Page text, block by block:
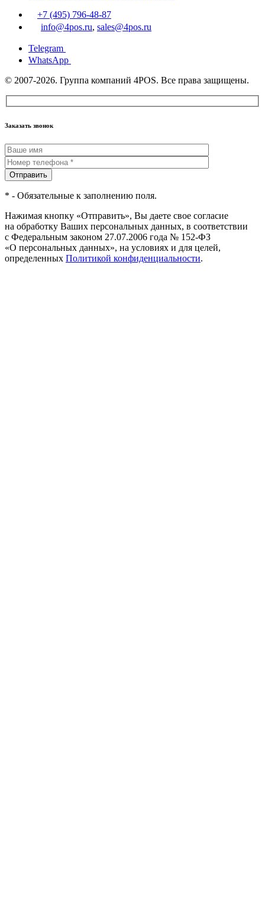
+7 (495) 796-48-87
info@4pos.ru, sales@4pos.ru
Telegram
WhatsApp
© 2007-2026. Группа компаний 4POS. Все права защищены.
Заказать звонок
Отправить
* - Обязательные к заполнению поля.
Нажимая кнопку «Отправить», Вы даете свое согласие
на обработку Ваших персональных данных, в соответствии
с Федеральным законом 27.07.2006 года № 152-ФЗ
«О персональных данных», на условиях и для целей,
определенных Политикой конфиденциальности.